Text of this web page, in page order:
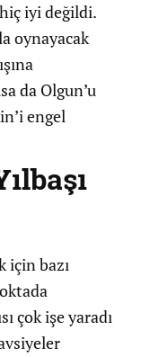
iyi değildi.
oynayacak
da Olgun’u
engel
için bazı
çok işe yaradı